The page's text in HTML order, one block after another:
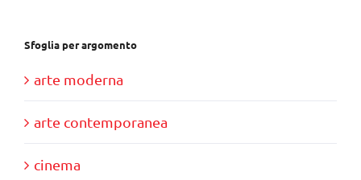
Sfoglia per argomento
arte moderna
arte contemporanea
cinema